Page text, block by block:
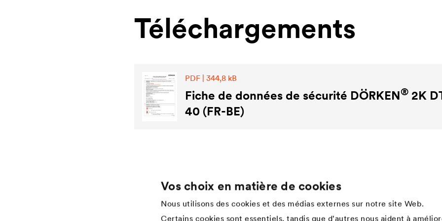
Vos choix en matière de cookies
Nous utilisons des cookies et des médias externes sur notre site Web.
Certains cookies sont essentiels, tandis que d'autres nous aident à
Téléchargements
PDF | 344,8 kB
Fiche de données de sécurité DÖRKEN® 2K
40 (FR-BE)